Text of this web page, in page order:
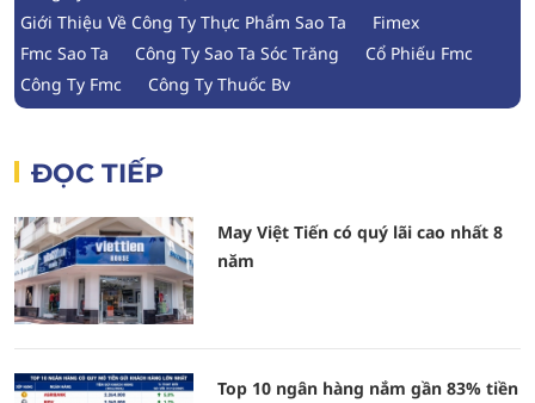
Giới Thiệu Về Công Ty Thực Phẩm Sao Ta
Fimex
Fmc Sao Ta
Công Ty Sao Ta Sóc Trăng
Cổ Phiếu Fmc
Công Ty Fmc
Công Ty Thuốc Bv
ĐỌC TIẾP
May Việt Tiến có quý lãi cao nhất 8
năm
Top 10 ngân hàng nắm gần 83% tiền